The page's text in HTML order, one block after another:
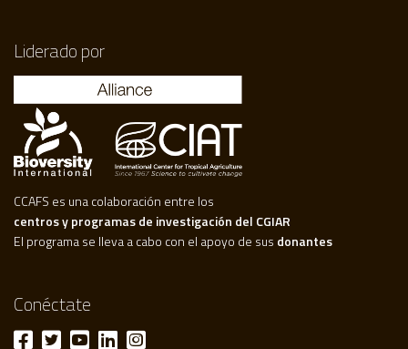
Liderado por
CCAFS es una colaboración entre los
centros y programas de investigación del CGIAR
El programa se lleva a cabo con el apoyo de sus donantes
Conéctate